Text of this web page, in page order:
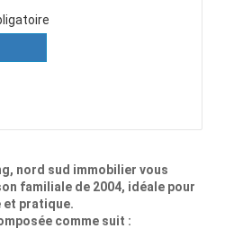
nord sud immobilier vous
familiale de 2004, idéale pour
et pratique.
comme suit :